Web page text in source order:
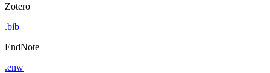
Zotero
.bib
EndNote
.enw